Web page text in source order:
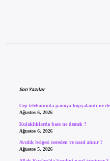
Son Yazılar
Cep telefonunda panoya kopyalandı ne
Ağustos 6, 2026
Kulaklıklarda bass ne demek ?
Ağustos 6, 2026
Avcılık belgesi nereden ve nasıl alınır ?
Ağustos 5, 2026